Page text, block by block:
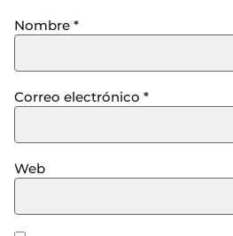
Nombre *
Correo electrónico *
Web